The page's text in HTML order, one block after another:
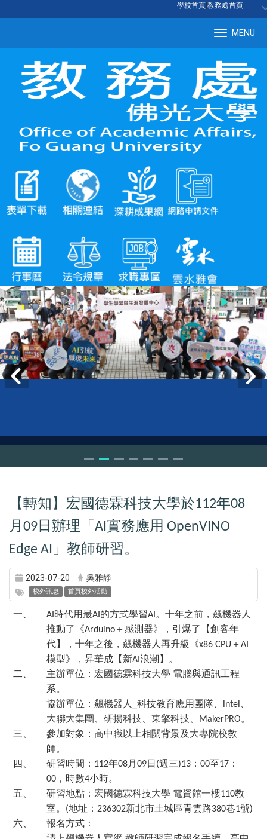
學校首頁 教務處首頁
MENU
【轉知】宏國德霖科技大學於112年08
月 09 日辦理「 AI實務應用 OpenVINO
Edge AI 」教師研習。
2023-07-20 吳雅靜
校外訊息 首頁校外活動
一、 AI 時代用最AI 的方式學習AI 。十年之前，飆機器人
推動了《Arduino ＋感測器》，引爆了【創客年
代】，十年之後，飆機器人再升級《x86 CPU ＋AI
模型》，昇華成【新AI 浪潮】。
二、
主辦單位：宏國德霖科技大學 電腦與通訊工程
系。
協辦單位：飆機器人
科技教育應用團隊、 intel
大聯大集團、研揚科技、東擎科技、
MakerPRO。
三、
參加對象：高中職以上相關背景及大專院校教
師。
四、
研習時間： 112年08月 09日 (週三)13 ： 00至17 ：
00 ，時數4小時。
五、
研習地點：宏國德霖科技大學 電資館一樓110教
室。 (地址： 236302新北市土城區青雲路380巷1號)
六、
報名方式：